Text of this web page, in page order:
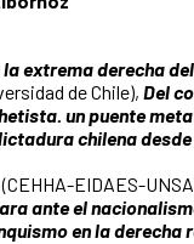
extrema derecha
de Chile), Del
un puente
chilena
(CEHHA-EIDAES-
ante el
en la derecha